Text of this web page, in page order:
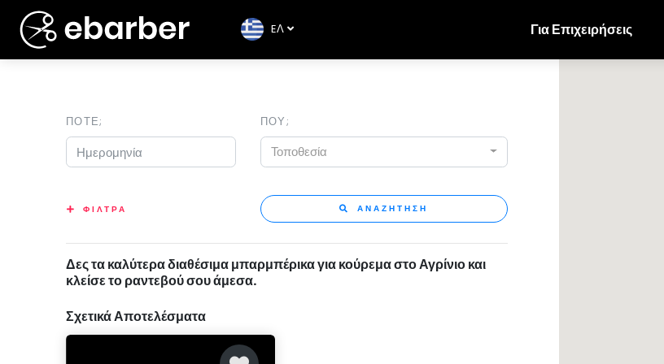
EΛ Για Επιχειρήσεις
ΠΟΤΕ; ΠΟΥ;
Τοποθεσία
ΦΙΛΤΡΑ ΑΝΑΖΗΤΗΣΗ
Δες τα καλύτερα διαθέσιμα μπαρμπέρικα για κούρεμα στο Αγρίνιο και
κλείσε το ραντεβού σου άμεσα.
Σχετικά Αποτελέσματα